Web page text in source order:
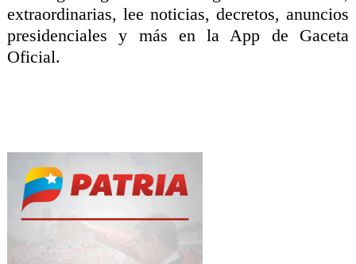
extraordinarias, lee noticias, decretos, anuncios
presidenciales y más en la App de Gaceta
Oficial.